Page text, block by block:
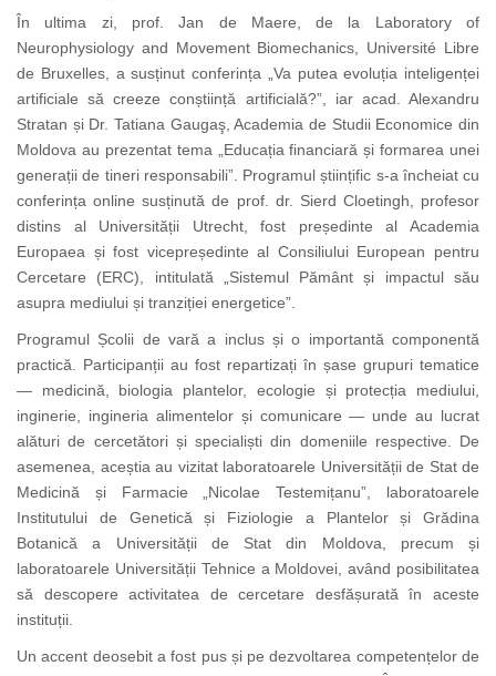
În ultima zi, prof. Jan de Maere, de la Laboratory of
Neurophysiology and Movement Biomechanics, Université Libre
de Bruxelles, a susținut conferința „Va putea evoluția inteligenței
artificiale să creeze conștiință artificială?”, iar acad. Alexandru
Stratan și Dr. Tatiana Gaugaş, Academia de Studii Economice din
Moldova au prezentat tema „Educația financiară și formarea unei
generații de tineri responsabili”. Programul științific s-a încheiat cu
conferința online susținută de prof. dr. Sierd Cloetingh, profesor
distins al Universității Utrecht, fost președinte al Academia
Europaea și fost vicepreședinte al Consiliului European pentru
Cercetare (ERC), intitulată „Sistemul Pământ și impactul său
asupra mediului și tranziției energetice”.
Programul Școlii de vară a inclus și o importantă componentă
practică. Participanții au fost repartizați în șase grupuri tematice
— medicină, biologia plantelor, ecologie și protecția mediului,
inginerie, ingineria alimentelor și comunicare — unde au lucrat
alături de cercetători și specialiști din domeniile respective. De
asemenea, aceștia au vizitat laboratoarele Universității de Stat de
Medicină și Farmacie „Nicolae Testemițanu”, laboratoarele
Institutului de Genetică și Fiziologie a Plantelor și Grădina
Botanică a Universității de Stat din Moldova, precum și
laboratoarele Universității Tehnice a Moldovei, având posibilitatea
să descopere activitatea de cercetare desfășurată în aceste
instituții.
Un accent deosebit a fost pus și pe dezvoltarea competențelor de